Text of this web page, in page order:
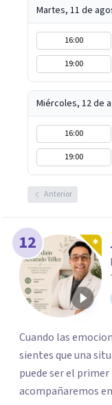
Martes, 11 de
16:00
19:00
Miércoles, 12 de
16:00
19:00
Anterior
12
Cuando las
sientes que una
puede ser el
acompañaremos